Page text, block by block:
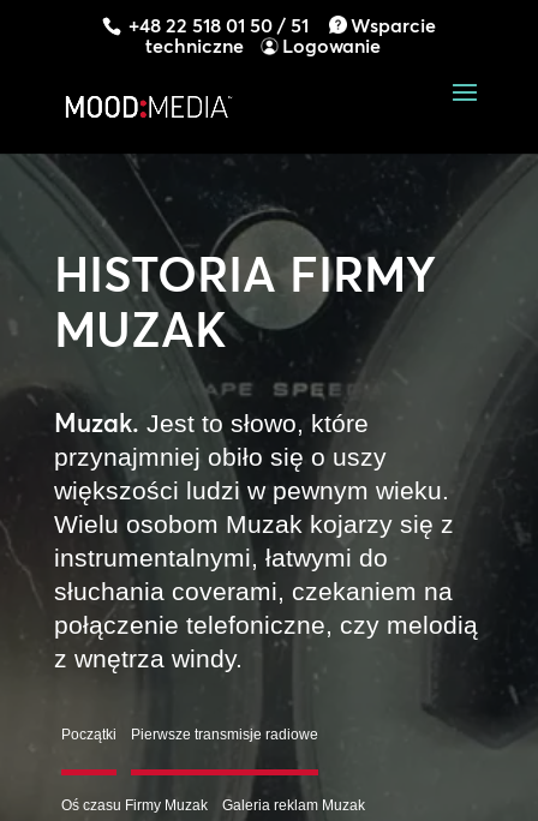
+48 22 518 01 50 / 51
Wsparcie
techniczne
Logowanie
HISTORIA FIRMY
MUZAK
Muzak. Jest to słowo, które
przynajmniej obiło się o uszy
większości ludzi w pewnym wieku.
Wielu osobom Muzak kojarzy się z
instrumentalnymi, łatwymi do
słuchania coverami, czekaniem na
połączenie telefoniczne, czy melodią
z wnętrza windy.
Początki Pierwsze transmisje radiowe
Oś czasu Firmy Muzak Galeria reklam Muzak